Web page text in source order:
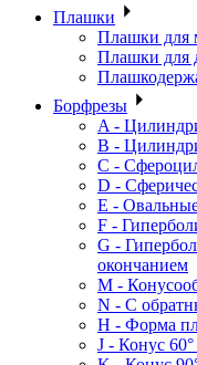
Плашки
Плашки для
Плашки для
Борфрезы
A -
B -
C -
D -
E -
F -
G -
окончанием
M -
N - С
H - Форма
J - Конус